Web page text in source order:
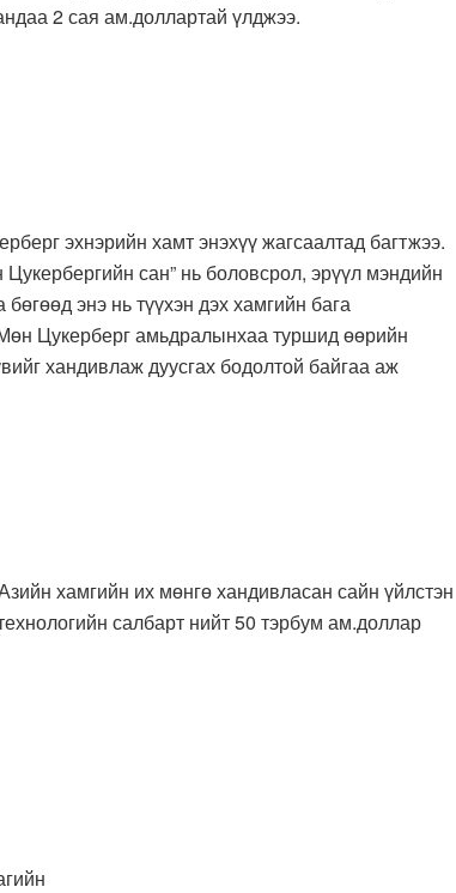
2 сая ам.доллартай үлджээ.
эхнэрийн хамт энэхүү жагсаалтад багтжээ.
сан” нь боловсрол, эрүүл мэндийн
энэ нь түүхэн дэх хамгийн бага
Цукерберг амьдралынхаа туршид өөрийн
хандивлаж дуусгах бодолтой байгаа аж
хамгийн их мөнгө хандивласан сайн үйлстэн
салбарт нийт 50 тэрбум ам.доллар